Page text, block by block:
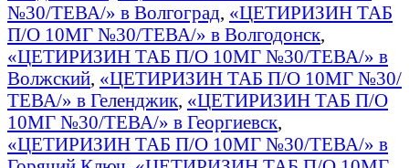
№30/ТЕВА/» в Волгоград, «ЦЕТИРИЗИН ТАБ
П/О 10МГ №30/ТЕВА/» в Волгодонск,
«ЦЕТИРИЗИН ТАБ П/О 10МГ №30/ТЕВА/» в
Волжский, «ЦЕТИРИЗИН ТАБ П/О 10МГ №30/
ТЕВА/» в Геленджик, «ЦЕТИРИЗИН ТАБ П/О
10МГ №30/ТЕВА/» в Георгиевск,
«ЦЕТИРИЗИН ТАБ П/О 10МГ №30/ТЕВА/» в